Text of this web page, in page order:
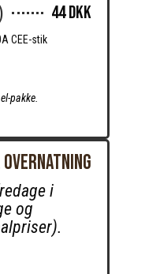
44 DKK
CEE-stik
pakke.
overnatning
i
og